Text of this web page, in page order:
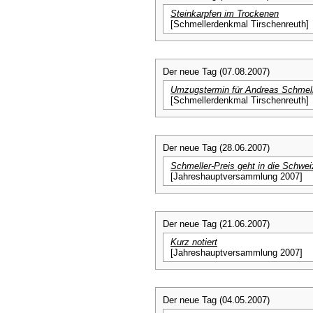
Steinkarpfen im Trockenen
[Schmellerdenkmal Tirschenreuth]
Der neue Tag (07.08.2007)
Umzugstermin für Andreas
[Schmellerdenkmal Tirschenreuth]
Der neue Tag (28.06.2007)
Schmeller-Preis geht in die
[Jahreshauptversammlung 2007]
Der neue Tag (21.06.2007)
Kurz notiert
[Jahreshauptversammlung 2007]
Der neue Tag (04.05.2007)